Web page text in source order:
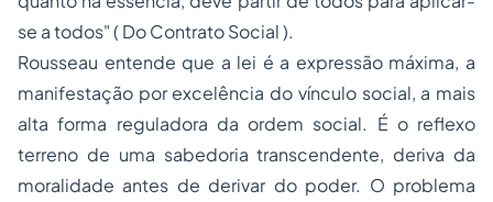
se a todos"( Do Contrato Social ).
Rousseau entende que a lei é a expressão máxima, a
manifestação por excelência do vínculo social, a mais
alta forma reguladora da ordem social. É o reflexo
terreno de uma sabedoria transcendente, deriva da
moralidade antes de derivar do poder. O problema